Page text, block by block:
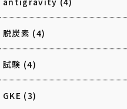
脱炭素 (4)
試験 (4)
GKE (3)